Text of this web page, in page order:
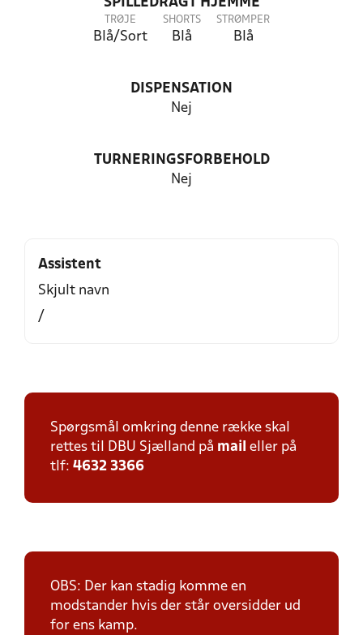
SPILLEDRAGT HJEMME
TRØJE
Blå/Sort
SHORTS
Blå
STRØMPER
Blå
DISPENSATION
Nej
TURNERINGSFORBEHOLD
Nej
Assistent
Skjult navn
/
Spørgsmål omkring denne række skal
rettes til DBU Sjælland på mail eller på
tlf: 4632 3366
OBS: Der kan stadig komme en
modstander hvis der står oversidder ud
for ens kamp.